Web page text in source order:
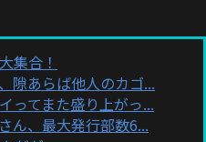
集合！
隙あらば他人のカゴ...
ってまた盛り上がっ...
ん、最大発行部数6...